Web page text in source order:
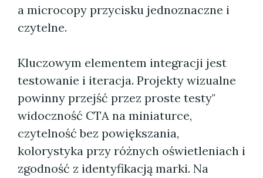
a microcopy przycisku jednoznaczne i
czytelne.
Kluczowym elementem integracji jest
testowanie i iteracja. Projekty wizualne
powinny przejść przez proste testy"
widoczność CTA na miniaturce,
czytelność bez powiększania,
kolorystyka przy różnych oświetleniach i
zgodność z identyfikacją marki. Na